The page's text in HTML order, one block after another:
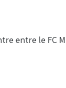
entre le FC